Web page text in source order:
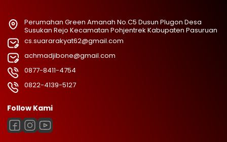
Perumahan Green Amanah No.C5 Dusun Plugon Desa
Susukan Rejo Kecamatan Pohjentrek Kabupaten Pasuruan
cs.suararakyat62@gmail.com
achmadjibone@gmail.com
0877-8411-4754
0822-4139-5127
Follow Kami